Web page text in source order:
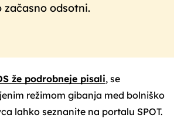
začasno odsotni.
že podrobneje pisali, se
režimom gibanja med bolniško
lahko seznanite na portalu SPOT.